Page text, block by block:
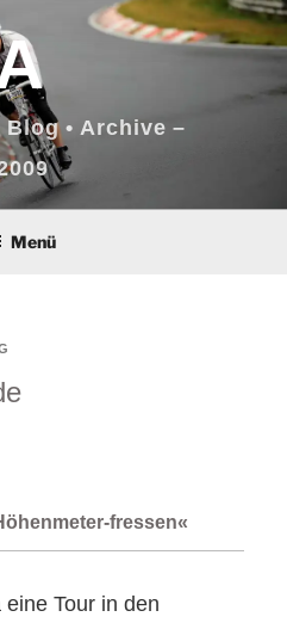
• Archive –
Menü
fressen«
Tour in den